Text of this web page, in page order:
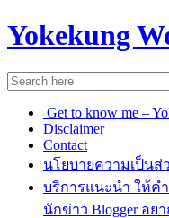
Yokekung
Get to know me –
Disclaimer
Contact
นโยบายความเป็นส่
บริการแนะนำ ให้ค
นักข่าว Blogger อย